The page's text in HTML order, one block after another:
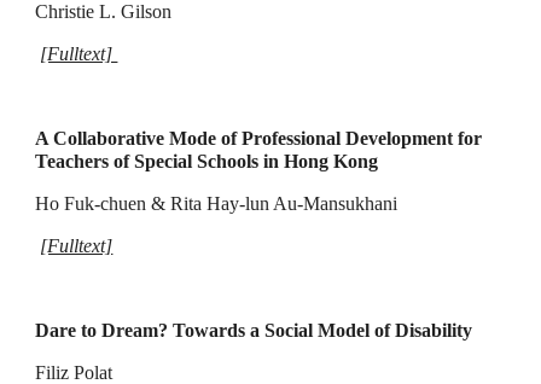
Christie L. Gilson
[Fulltext]
A Collaborative Mode of Professional Development for
Teachers of Special Schools in Hong Kong
Ho Fuk-chuen & Rita Hay-lun Au-Mansukhani
[Fulltext]
Dare to Dream? Towards a Social Model of Disability
Filiz Polat